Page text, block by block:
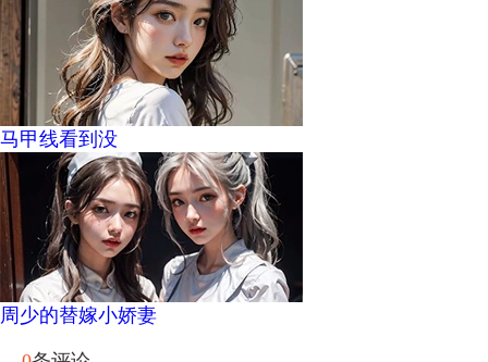
马甲线看到没
周少的替嫁小娇妻